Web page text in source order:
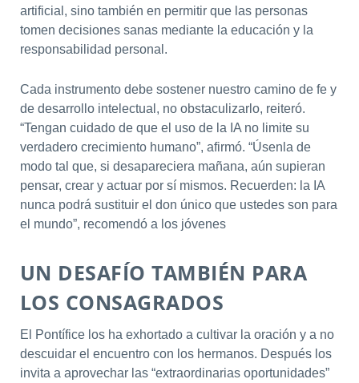
artificial, sino también en permitir que las personas
tomen decisiones sanas mediante la educación y la
responsabilidad personal.
Cada instrumento debe sostener nuestro camino de fe y
de desarrollo intelectual, no obstaculizarlo, reiteró.
“Tengan cuidado de que el uso de la IA no limite su
verdadero crecimiento humano”, afirmó. “Úsenla de
modo tal que, si desapareciera mañana, aún supieran
pensar, crear y actuar por sí mismos. Recuerden: la IA
nunca podrá sustituir el don único que ustedes son para
el mundo”, recomendó a los jóvenes
UN DESAFÍO TAMBIÉN PARA
LOS CONSAGRADOS
El Pontífice los ha exhortado a cultivar la oración y a no
descuidar el encuentro con los hermanos. Después los
invita a aprovechar las “extraordinarias oportunidades”